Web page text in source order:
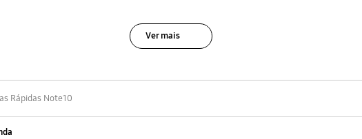
Ver mais
Rápidas Note10